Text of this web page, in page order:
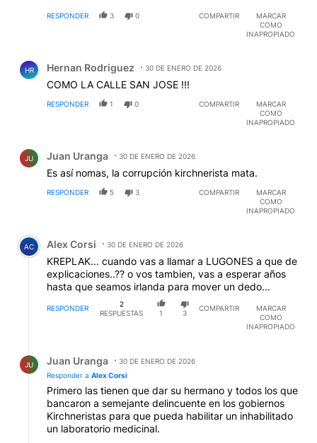
BRAVAS QUE LE SON AFINES AL KIRCHAJE.
AUTORIZACIONES Y APROBARON EL
FUNCIONAMIENTO DE ESTE HOMBRE DEBEN SENTIR
KIRCHNERISMO NUNCA MAS!!!
EDITADO
RESPONDER 3 0 COMPARTIR
MARCAR
COMO
INAPROPIADO
HR Hernan Rodriguez 30 DE ENERO DE 2026
COMO LA CALLE SAN JOSE !!!
RESPONDER 1 0 COMPARTIR
MARCAR
COMO
INAPROPIADO
JU Juan Uranga 30 DE ENERO DE 2026
Es así nomas, la corrupción kirchnerista mata.
RESPONDER 5 3 COMPARTIR
MARCAR
COMO
INAPROPIADO
Comentario de Alex Corsi.
AC Alex Corsi 30 DE ENERO DE 2026
KREPLAK... cuando vas a llamar a LUGONES a que de
explicaciones..?? o vos tambien, vas a esperar años
hasta que seamos irlanda para mover un dedo...
RESPONDER
2
RESPUESTAS
1 3
COMPARTIR
MARCAR
COMO
INAPROPIADO
JU Juan Uranga
30 DE ENERO DE 2026
Responder a Alex Corsi
Primero las tienen que dar su hermano y todos los que
bancaron a semejante delincuente en los gobiernos
Kirchneristas para que pueda habilitar un inhabilitado
un laboratorio medicinal.